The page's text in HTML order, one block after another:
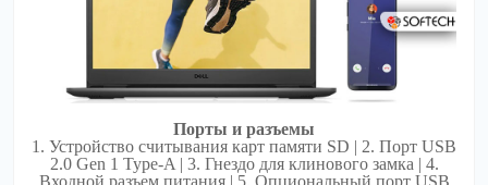
Порты и разъемы
1. Устройство считывания карт памяти SD | 2. Порт USB
2.0 Gen 1 Type-A | 3. Гнездо для клинового замка | 4.
Входной разъем питания | 5. Опциональный порт USB